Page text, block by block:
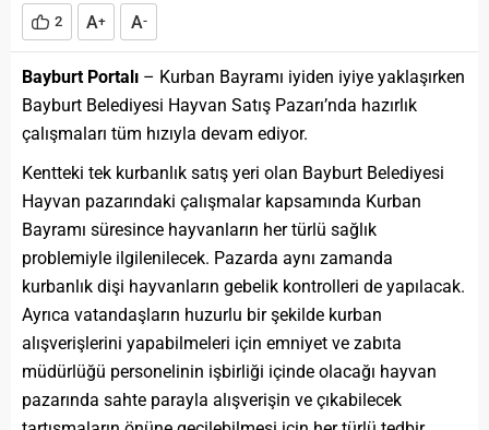
2 A+ A-
Bayburt Portalı – Kurban Bayramı iyiden iyiye yaklaşırken
Bayburt Belediyesi Hayvan Satış Pazarı’nda hazırlık
çalışmaları tüm hızıyla devam ediyor.
Kentteki tek kurbanlık satış yeri olan Bayburt Belediyesi
Hayvan pazarındaki çalışmalar kapsamında Kurban
Bayramı süresince hayvanların her türlü sağlık
problemiyle ilgilenilecek. Pazarda aynı zamanda
kurbanlık dişi hayvanların gebelik kontrolleri de yapılacak.
Ayrıca vatandaşların huzurlu bir şekilde kurban
alışverişlerini yapabilmeleri için emniyet ve zabıta
müdürlüğü personelinin işbirliği içinde olacağı hayvan
pazarında sahte parayla alışverişin ve çıkabilecek